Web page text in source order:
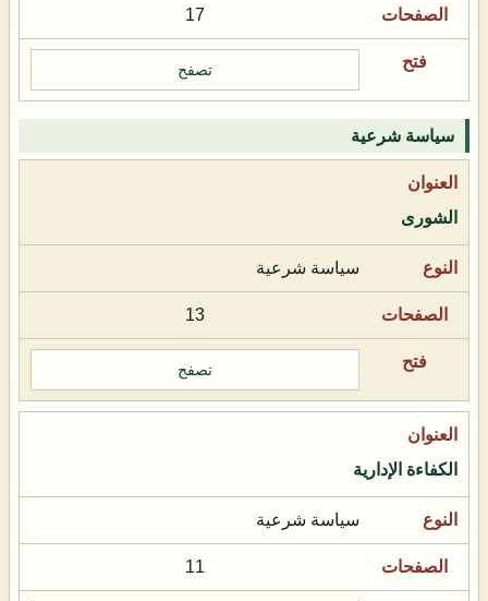
17
تصفح
سياسة شرعية
الشورى
سياسة شرعية
13
تصفح
الكفاءة الإدارية
سياسة شرعية
11